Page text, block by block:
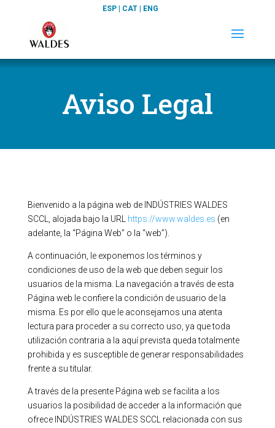
ESP CAT ENG
Aviso Legal
Bienvenido a la página web de INDÚSTRIES WALDES
SCCL, alojada bajo la URL https://www.waldes.es (en
adelante, la “Página Web” o la “web”).
A continuación, le exponemos los términos y
condiciones de uso de la web que deben seguir los
usuarios de la misma. La navegación a través de esta
Página web le confiere la condición de usuario de la
misma. Es por ello que le aconsejamos una atenta
lectura para proceder a su correcto uso, ya que toda
utilización contraria a la aquí prevista queda totalmente
prohibida y es susceptible de generar responsabilidades
frente a su titular.
A través de la presente Página web se facilita a los
usuarios la posibilidad de acceder a la información que
ofrece INDÚSTRIES WALDES SCCL relacionada con sus